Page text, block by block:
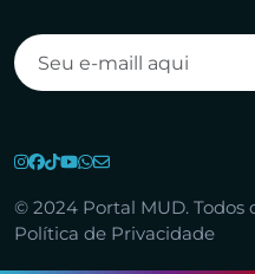
© 2024 Portal MUD. Todos
Política de Privacidade